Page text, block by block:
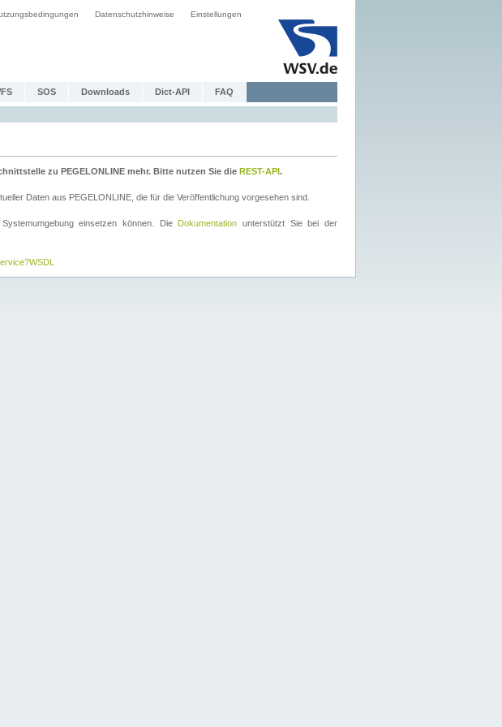
Datenschutzhinweise Einstellungen
SOS Downloads Dict-API FAQ
zu PEGELONLINE mehr. Bitte nutzen Sie die REST-API.
Daten aus PEGELONLINE, die für die Veröffentlichung vorgesehen sind.
einsetzen können. Die Dokumentation unterstützt Sie bei der